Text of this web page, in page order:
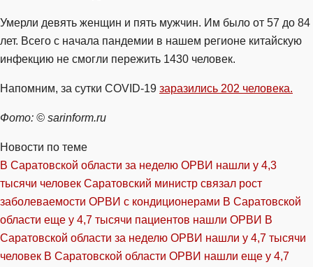
Умерли девять женщин и пять мужчин. Им было от 57 до 84
лет. Всего с начала пандемии в нашем регионе китайскую
инфекцию не смогли пережить 1430 человек.
Напомним, за сутки COVID-19 заразились 202 человека.
Фото: © sarinform.ru
Новости по теме
В Саратовской области за неделю ОРВИ нашли у 4,3
тысячи человек Саратовский министр связал рост
заболеваемости ОРВИ с кондиционерами В Саратовской
области еще у 4,7 тысячи пациентов нашли ОРВИ В
Саратовской области за неделю ОРВИ нашли у 4,7 тысячи
человек В Саратовской области ОРВИ нашли еще у 4,7